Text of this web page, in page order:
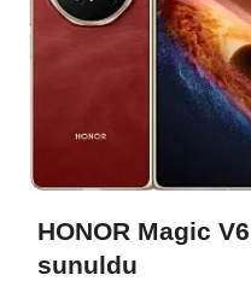
HONOR Magic
sunuldu